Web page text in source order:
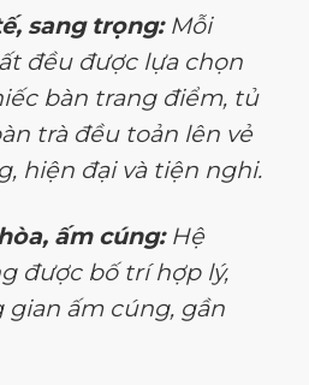
sang trọng:Mỗi
đều được lựa chọn
bàn trang điểm, tủ
trà đều toản lên vẻ
hiện đại và tiện nghi.
ấm cúng:Hệ
được bố trí hợp lý,
gian ấm cúng, gần